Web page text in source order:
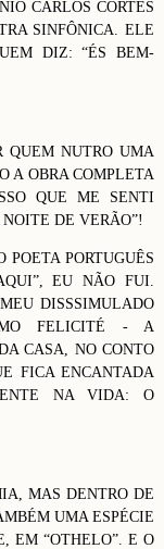
CARLOS CORTES
SINFÔNICA. ELE
DIZ: “ÉS BEM-
QUEM NUTRO UMA
A OBRA COMPLETA
QUE ME SENTI
DE VERÃO”!
POETA PORTUGUÊS
EU NÃO FUI.
DISSSIMULADO
FELICITÉ - A
CASA, NO CONTO
FICA ENCANTADA
NA VIDA: O
MAS DENTRO DE
UMA ESPÉCIE
EM “OTHELO”. E O